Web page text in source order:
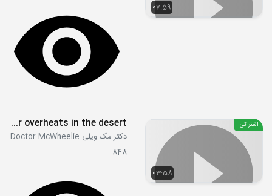
07:59
03:58
اشتراکی Car overheats in the desert
دکتر مک ویلی Doctor McWheelie
848